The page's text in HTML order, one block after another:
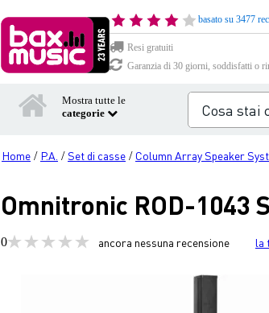
basato su 3477
Resi gratuiti
Garanzia di 30 giorni, soddisfatti o
Mostra tutte le
categorie
Home / P.A. /Set di casse / Column Array Speaker
Omnitronic ROD-1043
0 ancora nessuna recensione la